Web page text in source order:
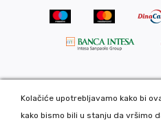
Kolačiće upotrebljavamo kako bi
kako bismo bili u stanju da vršimo
Copyright 2020 DekorDom Group